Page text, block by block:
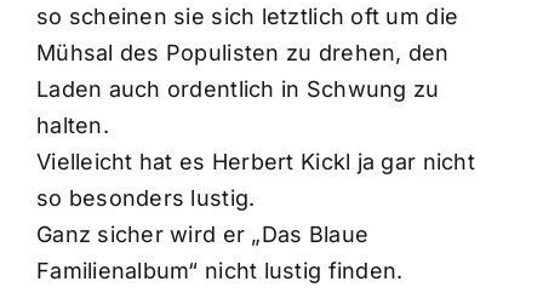
so scheinen sie sich letztlich oft um die
Mühsal des Populisten zu drehen, den
Laden auch ordentlich in Schwung zu
halten.
Vielleicht hat es Herbert Kickl ja gar nicht
so besonders lustig.
Ganz sicher wird er „Das Blaue
Familienalbum“ nicht lustig finden.